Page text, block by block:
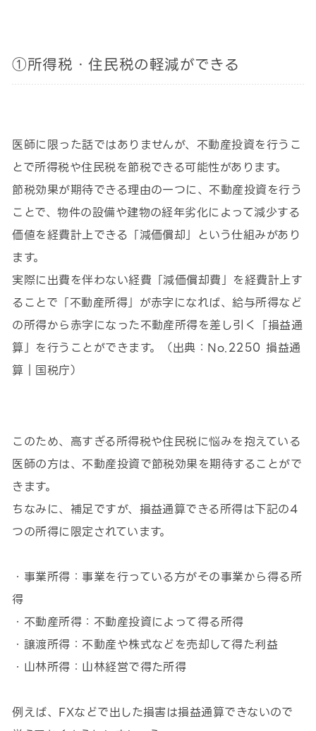
①所得税・住民税の軽減ができる
医師に限った話ではありませんが、不動産投資を行うこ
とで所得税や住民税を節税できる可能性があります。
節税効果が期待できる理由の一つに、不動産投資を行う
ことで、物件の設備や建物の経年劣化によって減少する
価値を経費計上できる「減価償却」という仕組みがあり
ます。
実際に出費を伴わない経費「減価償却費」を経費計上す
ることで「不動産所得」が赤字になれば、給与所得など
の所得から赤字になった不動産所得を差し引く「損益通
算」を行うことができます。（出典：No.2250 損益通
算｜国税庁）
このため、高すぎる所得税や住民税に悩みを抱えている
医師の方は、不動産投資で節税効果を期待することがで
きます。
ちなみに、補足ですが、損益通算できる所得は下記の4
つの所得に限定されています。
・事業所得：事業を行っている方がその事業から得る所
得
・不動産所得：不動産投資によって得る所得
・譲渡所得：不動産や株式などを売却して得た利益
・山林所得：山林経営で得た所得
例えば、FXなどで出した損害は損益通算できないので